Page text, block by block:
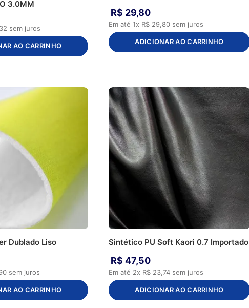
3.0MM
32 sem juros
AO CARRINHO
R$ 29,80
Em até 1x R$ 29,80sem juros
ADICIONAR AO CARRINHO
Dublado Liso
sem juros
AO CARRINHO
Sintético PU Soft Kaori 0.7 Importado
R$ 47,50
Em até 2x R$ 23,74sem juros
ADICIONAR AO CARRINHO